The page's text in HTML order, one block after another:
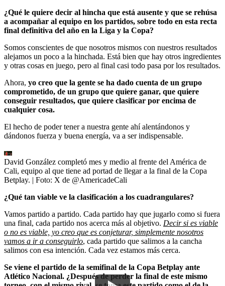
¿Qué le quiere decir al hincha que está ausente y que se rehúsa
a acompañar al equipo en los partidos, sobre todo en esta recta
final definitiva del año en la Liga y la Copa?
Somos conscientes de que nosotros mismos con nuestros resultados
alejamos un poco a la hinchada. Está bien que hay otros ingredientes
y otras cosas en juego, pero al final casi todo pasa por los resultados.
Ahora, yo creo que la gente se ha dado cuenta de un grupo
comprometido, de un grupo que quiere ganar, que quiere
conseguir resultados, que quiere clasificar por encima de
cualquier cosa.
El hecho de poder tener a nuestra gente ahí alentándonos y
dándonos fuerza y buena energía, va a ser indispensable.
David González completó mes y medio al frente del América de
Cali, equipo al que tiene ad portad de llegar a la final de la Copa
Betplay. | Foto: X de @AmericadeCali
¿Qué tan viable ve la clasificación a los cuadrangulares?
Vamos partido a partido. Cada partido hay que jugarlo como si fuera
una final, cada partido nos acerca más al objetivo. Decir si es viable
o no es viable, yo creo que es conjeturar, simplemente nosotros
vamos a ir a conseguirlo, cada partido que salimos a la cancha
salimos con esa intención. Cada vez estamos más cerca.
Se viene el partido de la semifinal de la Copa Betplay ante
Atlético Nacional. ¿Después de perder la final de este mismo